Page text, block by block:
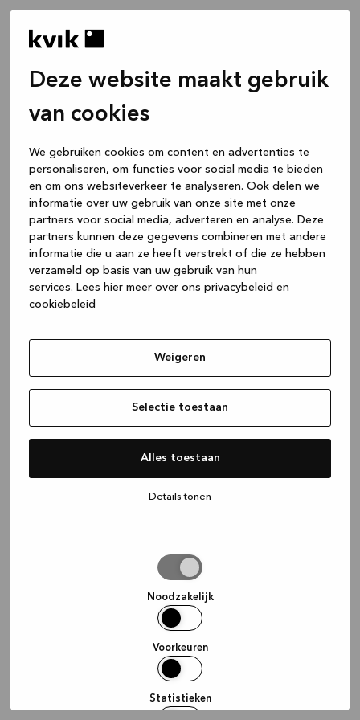
Deze website maakt gebruik
van cookies
We gebruiken cookies om content en advertenties te
personaliseren, om functies voor social media te bieden
en om ons websiteverkeer te analyseren. Ook delen we
informatie over uw gebruik van onze site met onze
partners voor social media, adverteren en analyse. Deze
partners kunnen deze gegevens combineren met andere
informatie die u aan ze heeft verstrekt of die ze hebben
verzameld op basis van uw gebruik van hun
services. Lees hier meer over ons privacybeleid en
cookiebeleid
Weigeren
Selectie toestaan
Alles toestaan
Details tonen
Noodzakelijk
Voorkeuren
Statistieken
(see the browser console for more
information).